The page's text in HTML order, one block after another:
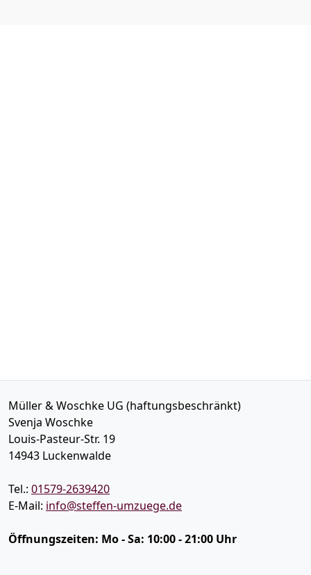
Müller & Woschke UG (haftungsbeschränkt)
Svenja Woschke
Louis-Pasteur-Str. 19
14943 Luckenwalde
Tel.: 01579-2639420
E-Mail: info@steffen-umzuege.de
Öffnungszeiten: Mo - Sa: 10:00 - 21:00 Uhr